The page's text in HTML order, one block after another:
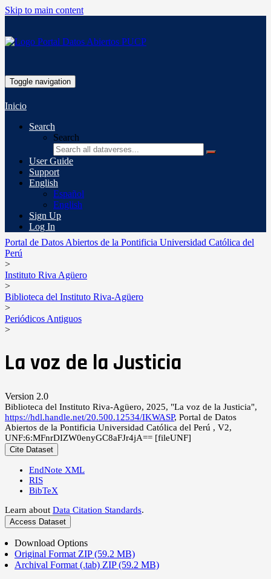
Skip to main content
Toggle navigation
Inicio
Search
Search
User Guide
Support
English
Español
English
Sign Up
Log In
Portal de Datos Abiertos de la Pontificia Universidad Católica del
Perú
>
Instituto Riva Agüero
>
Biblioteca del Instituto Riva-Agüero
>
Periódicos Antiguos
>
La voz de la Justicia
Version 2.0
Biblioteca del Instituto Riva-Agüero, 2025, "La voz de la Justicia",
https://hdl.handle.net/20.500.12534/IKWASP, Portal de Datos
Abiertos de la Pontificia Universidad Católica del Perú , V2,
UNF:6:MFnrDIZW0enyGC8aFJr4jA== [fileUNF]
Cite Dataset
EndNote XML
RIS
BibTeX
Learn about Data Citation Standards.
Access Dataset
Download Options
Original Format ZIP (59.2 MB)
Archival Format (.tab) ZIP (59.2 MB)